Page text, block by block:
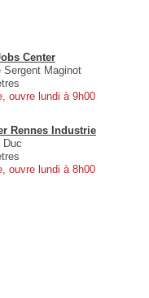
Center
Sergent Maginot
ouvre lundi à 9h00
Rennes Industrie
Duc
ouvre lundi à 8h00